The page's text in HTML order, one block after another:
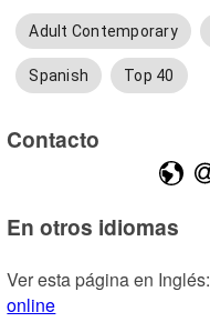
Adult Contemporary
Spanish Top 40
Contacto
En otros idiomas
Ver esta página en Inglés:
online